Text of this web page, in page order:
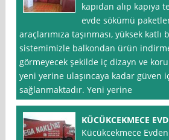
kapıdan alıp
evde sökümü
araçlarımıza taşınması, yüksek
sistemimizle balkondan ürün
görmeyecek şekilde iç dizayn ve
yeni yerine ulaşıncaya kadar güven
sağlanmaktadır. Yeni yerine
KÜCÜKCEKMECE
Kücükcekmece